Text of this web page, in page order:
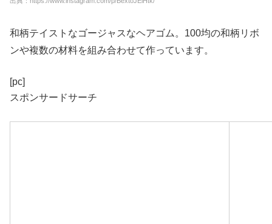
和柄テイストなゴージャスなヘアゴム。100均の和柄リボ
ンや複数の材料を組み合わせて作っています。
[pc]
スポンサードサーチ